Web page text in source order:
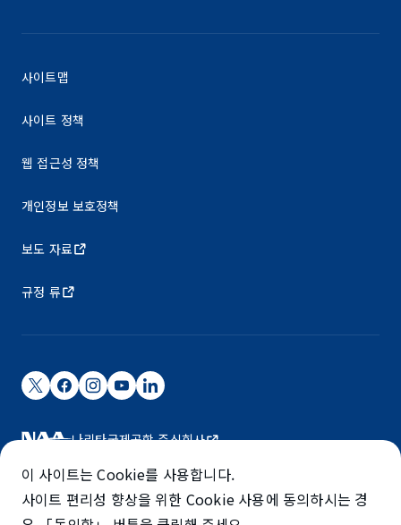
사이트맵
사이트 정책
웹 접근성 정책
개인정보 보호정책
보도 자료
규정 류
나리타국제공항 주식회사
나리타 국제공항은 NAA가 운영하고 있습니다.
©NARITA INTERNATIONAL AIRPORT CORPORATION
이 사이트는 Cookie를 사용합니다.
사이트 편리성 향상을 위한 Cookie 사용에 동의하시는 경